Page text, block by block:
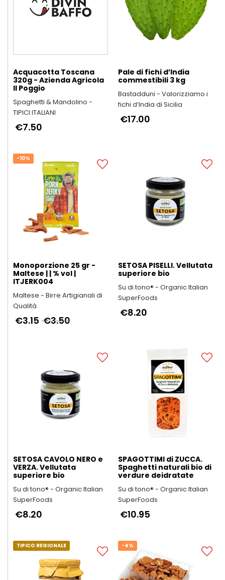
Acquacotta Toscana
320g - Azienda Agricola
Il Poggio
Spaghetti & Mandolino -
TIPICI ITALIANI
€7.50
Pale di fichi d’India
commestibili 3 kg
Bastadduni - Valorizziamo i
fichi d’India di Sicilia
€17.00
-10%
Monoporzione 25 gr -
Maltese | | % vol |
ITJERK004
Maltese - Birre Artigianali di
Qualità
€3.50
€3.15
SETOSA PISELLI. Vellutata
superiore bio
Su di tono® - Organic Italian
SuperFoods
€8.20
SETOSA CAVOLO NERO e
VERZA. Vellutata
superiore bio
Su di tono® - Organic Italian
SuperFoods
€8.20
SPAGOTTIMI di ZUCCA.
Spaghetti naturali bio di
verdure deidratate
Su di tono® - Organic Italian
SuperFoods
€10.95
TIPICO REGIONALE -4%